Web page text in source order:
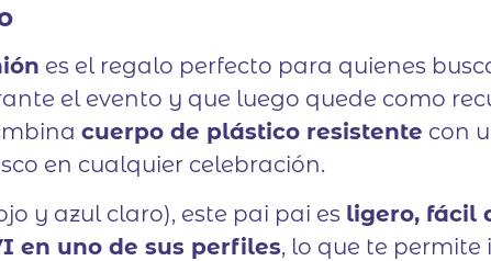
es el regalo perfecto para quienes
el evento y que luego quede como
cuerpo de plástico resistente con
en cualquier celebración.
y azul claro), este pai pai es ligero, fácil
en uno de sus perfiles, lo que te permite